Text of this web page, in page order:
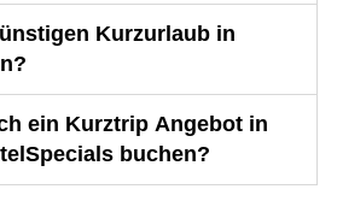
Kurzurlaub in
ein Kurztrip Angebot in
buchen?